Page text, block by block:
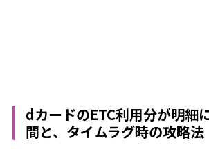
dカードのETC利用分が明細
間と、タイムラグ時の攻略法